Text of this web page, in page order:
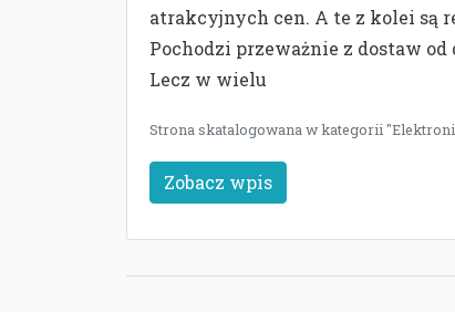
atrakcyjnych cen. A te z kolei są
Pochodzi przeważnie z dostaw
Lecz w wielu
Strona skatalogowana w kategorii
Zobacz wpis